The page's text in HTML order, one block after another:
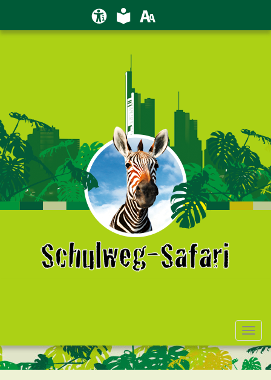
Erklärung zur Barrierefreiheit
Leichte Sprache